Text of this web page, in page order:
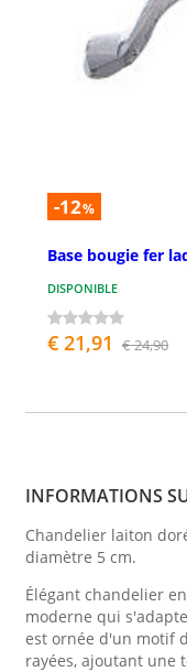
-12%
Base bougie fer
DISPONIBLE
€ 21,91 € 24,90
INFORMATIONS
Chandelier laiton
diamètre 5 cm.
Élégant chandelier
moderne qui
est ornée d'un motif
rayées, ajoutant une